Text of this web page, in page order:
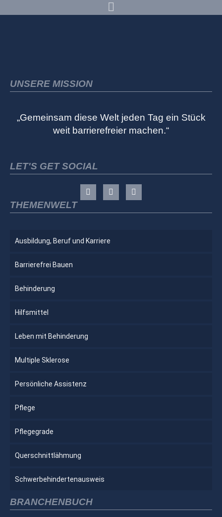
UNSERE MISSION
„Gemeinsam diese Welt jeden Tag ein Stück
weit barrierefreier machen.“
LET'S GET SOCIAL
THEMENWELT
Ausbildung, Beruf und Karriere
Barrierefrei Bauen
Behinderung
Hilfsmittel
Leben mit Behinderung
Multiple Sklerose
Persönliche Assistenz
Pflege
Pflegegrade
Querschnittlähmung
Schwerbehindertenausweis
BRANCHENBUCH